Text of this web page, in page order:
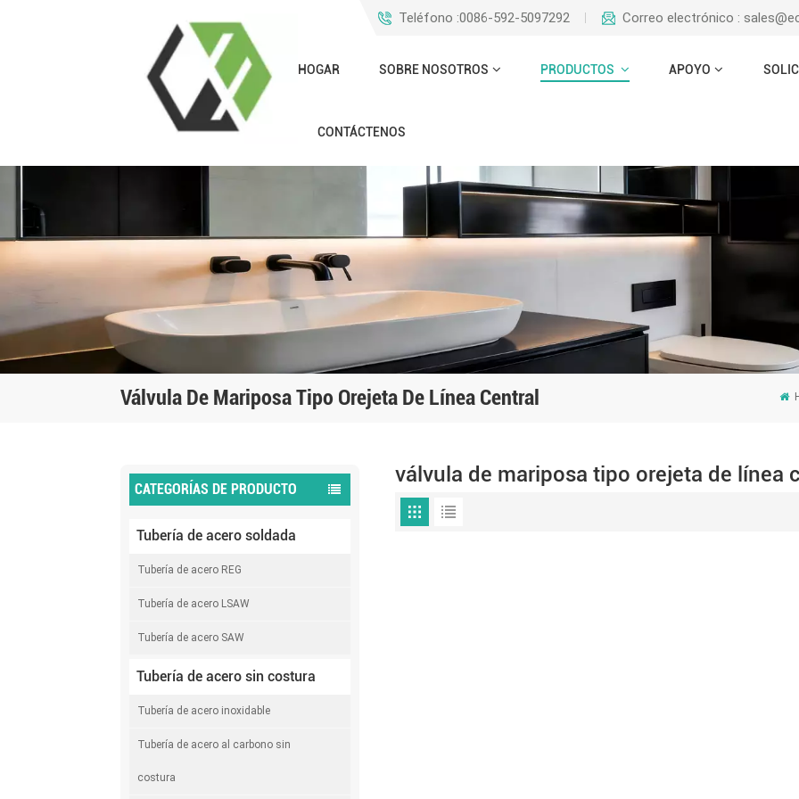
Teléfono :0086-592-5097292 Correo electrónico :
HOGAR SOBRE NOSOTROS PRODUCTOS APOYO
CONTÁCTENOS
Válvula De Mariposa Tipo Orejeta De Línea Central
CATEGORÍAS DE PRODUCTO
Tubería de acero soldada
Tubería de acero REG
Tubería de acero LSAW
Tubería de acero SAW
Tubería de acero sin costura
Tubería de acero inoxidable
Tubería de acero al carbono sin
costura
válvula de mariposa tipo orejeta de línea